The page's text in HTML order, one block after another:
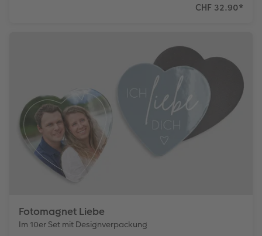
CHF 32.90*
Fotomagnet Liebe
Im 10er Set mit Designverpackung